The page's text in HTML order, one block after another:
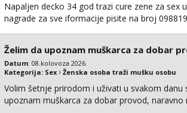
Napaljen decko 34 god trazi cure zene za sex
nagrade za sve iformacije pisite na broj
Želim da upoznam muškarca za dobar
Datum: 08.kolovoza 2026.
Kategorija: Sex Ženska osoba traži mušku osobu
Volim šetnje prirodom i uživati u svakom danu
upoznam muškarca za dobar provod,